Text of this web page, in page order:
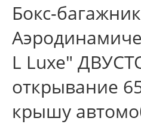
Бокс-
L Luxe"
открывание
крышу